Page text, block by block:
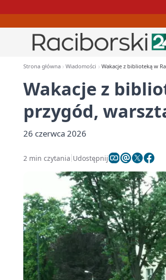
Strona główna Wiadomości Wakacje z biblioteką w
Wakacje z
przygód,
26 czerwca 2026
2 min czytania Udostępnij